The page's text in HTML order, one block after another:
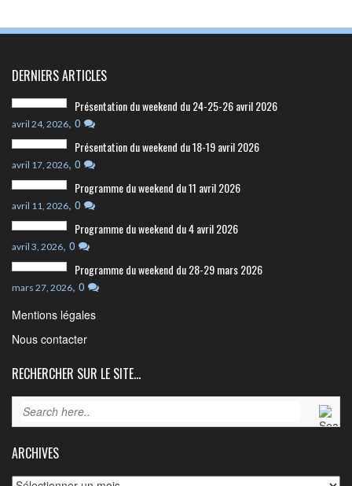
DERNIERS ARTICLES
Présentation du weekend du 24-25-26 avril 2026
avril 24, 2026, 0
Présentation du weekend du 18-19 avril 2026
avril 17, 2026, 0
Programme du weekend du 11 avril 2026
avril 11, 2026, 0
Programme du weekend du 4 avril 2026
avril 3, 2026, 0
Programme du weekend du 28-29 mars 2026
mars 27, 2026, 0
Mentions légales
Nous contacter
RECHERCHER SUR LE SITE…
ARCHIVES
Archives